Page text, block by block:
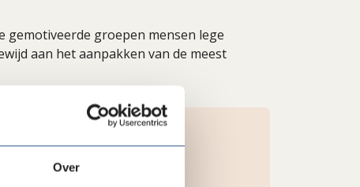
Over
gemotiveerde groepen mensen lege
aan het aanpakken van de meest